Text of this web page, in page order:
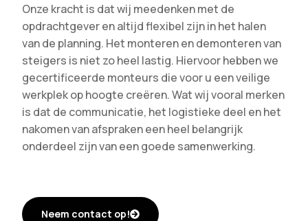
Onze kracht is dat wij meedenken met de
opdrachtgever en altijd flexibel zijn in het halen
van de planning. Het monteren en demonteren van
steigers is niet zo heel lastig. Hiervoor hebben we
gecertificeerde monteurs die voor u een veilige
werkplek op hoogte creëren. Wat wij vooral merken
is dat de communicatie, het logistieke deel en het
nakomen van afspraken een heel belangrijk
onderdeel zijn van een goede samenwerking.
Neem contact op!